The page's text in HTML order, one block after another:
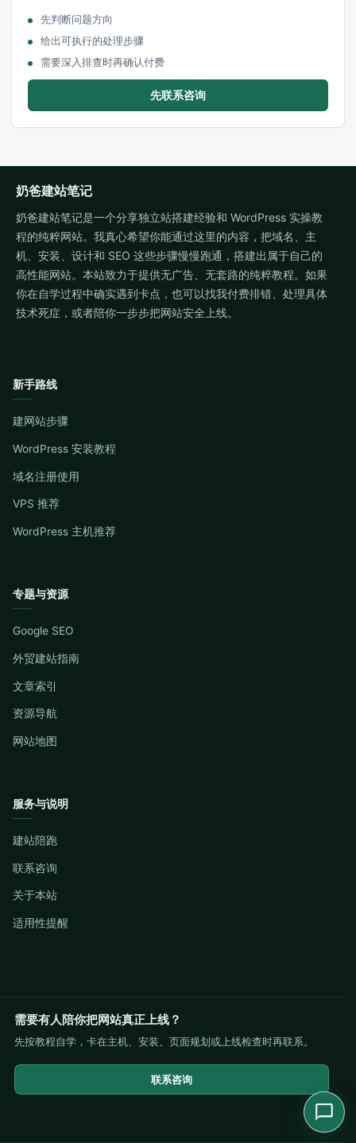
先判断问题方向
给出可执行的处理步骤
需要深入排查时再确认付费
先联系咨询
奶爸建站笔记
奶爸建站笔记是一个分享独立站搭建经验和 WordPress 实操教
程的纯粹网站。我真心希望你能通过这里的内容，把域名、主
机、安装、设计和 SEO 这些步骤慢慢跑通，搭建出属于自己的
高性能网站。本站致力于提供无广告、无套路的纯粹教程。如果
你在自学过程中确实遇到卡点，也可以找我付费排错、处理具体
技术死症，或者陪你一步步把网站安全上线。
新手路线
建网站步骤
WordPress 安装教程
域名注册使用
VPS 推荐
WordPress 主机推荐
专题与资源
Google SEO
外贸建站指南
文章索引
资源导航
网站地图
服务与说明
建站陪跑
联系咨询
关于本站
适用性提醒
需要有人陪你把网站真正上线？
先按教程自学，卡在主机、安装、页面规划或上线检查时再联系。
联系咨询